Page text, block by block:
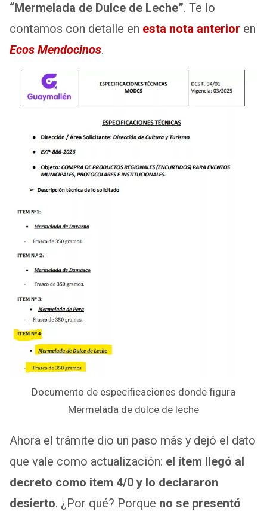
“Mermelada de Dulce de Leche”. Te lo
contamos con detalle en esta nota anterior en
Ecos Mendocinos.
Documento de especificaciones donde figura
Mermelada de dulce de leche
Ahora el trámite dio un paso más y dejó el dato
que vale como actualización: el ítem llegó al
decreto como item 4/0 y lo declararon
desierto. ¿Por qué? Porque no se presentó